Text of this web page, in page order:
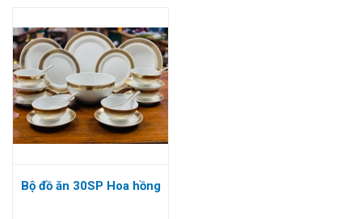
Bộ đồ ăn 30SP Hoa hồng